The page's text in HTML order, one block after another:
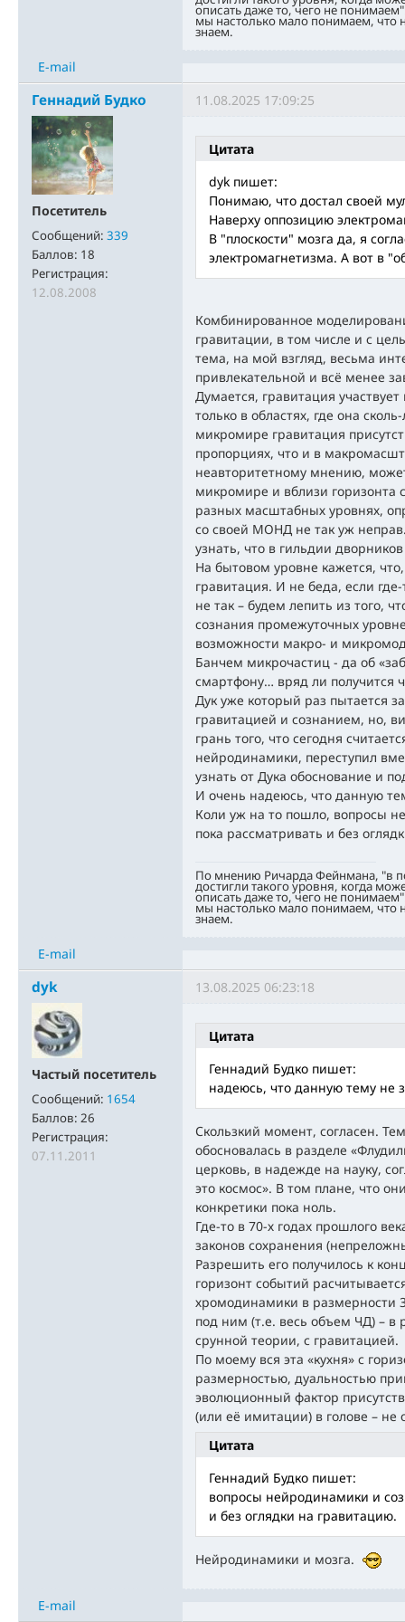
описать даже то, чего не
мы настолько мало понимаем, что
знаем.
E-mail
Геннадий Будко
Посетитель
Сообщений: 339
Баллов: 18
Регистрация:
12.08.2008
11.08.2025 17:09:25
Цитата
dyk пишет:
Понимаю, что достал своей
Наверху оппозицию
В "плоскости" мозга да, я
электромагнетизма. А вот в
Комбинированное
гравитации, в том числе и с
тема, на мой взгляд, весьма
привлекательной и всё менее
Думается, гравитация
только в областях, где она
микромире гравитация
пропорциях, что и в
неавторитетному мнению,
микромире и вблизи
разных масштабных уровнях,
со своей МОНД не так уж
узнать, что в гильдии
На бытовом уровне кажется,
гравитация. И не беда, если
не так – будем лепить из того,
сознания промежуточных
возможности макро- и
Банчем микрочастиц - да об
смартфону… вряд ли получится
Дук уже который раз пытается
гравитацией и сознанием, но,
грань того, что сегодня
нейродинамики, переступил
узнать от Дука обоснование и
И очень надеюсь, что данную
Коли уж на то пошло, вопросы
пока рассматривать и без
По мнению Ричарда Фейнмана, "в
достигли такого уровня, когда
описать даже то, чего не
мы настолько мало понимаем, что
знаем.
E-mail
dyk
Частый посетитель
Сообщений: 1654
Баллов: 26
Регистрация:
07.11.2011
13.08.2025 06:23:18
Цитата
Геннадий Будко пишет:
надеюсь, что данную тему не
Скользкий момент, согласен.
обосновалась в разделе
церковь, в надежде на науку,
это космос». В том плане, что
конкретики пока ноль.
Где-то в 70-х годах прошлого
законов сохранения
Разрешить его получилось к
горизонт событий
хромодинамики в размерности
под ним (т.е. весь объем ЧД) – в
срунной теории, с гравитацией.
По моему вся эта «кухня» с
размерностью, дуальностью
эволюционный фактор
(или её имитации) в голове – не
Цитата
Геннадий Будко пишет:
вопросы нейродинамики и
и без оглядки на гравитацию.
Нейродинамики и мозга.
E-mail